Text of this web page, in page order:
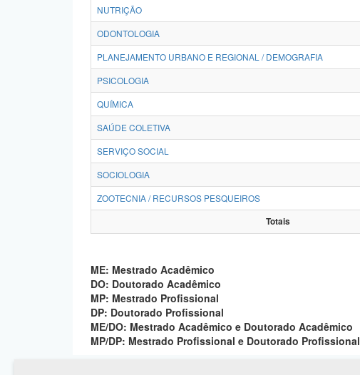
NUTRIÇÃO
ODONTOLOGIA
PLANEJAMENTO URBANO E REGIONAL / DEMOGRAFIA
PSICOLOGIA
QUÍMICA
SAÚDE COLETIVA
SERVIÇO SOCIAL
SOCIOLOGIA
ZOOTECNIA / RECURSOS PESQUEIROS
Totais
ME: Mestrado Acadêmico
DO: Doutorado Acadêmico
MP: Mestrado Profissional
DP: Doutorado Profissional
ME/DO: Mestrado Acadêmico e Doutorado Acadêmico
MP/DP: Mestrado Profissional e Doutorado Profissional